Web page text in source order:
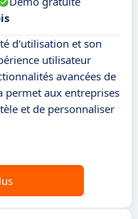
d'utilisation et son
utilisateur
avancées de
permet aux entreprises
et de personnaliser